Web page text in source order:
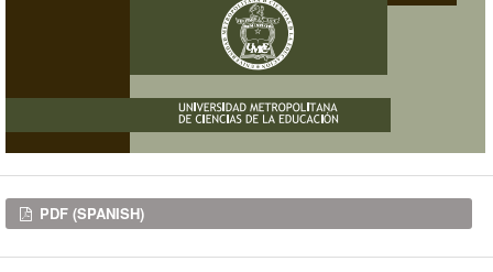
Downloads
PDF (SPANISH)